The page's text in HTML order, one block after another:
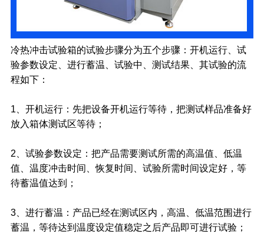
冷热冲击试验箱的试验步骤分为五个步骤：开机运行、试
验参数设定、进行蓄温、试验中、测试结果、其试验的流
程如下：
1、开机运行：先把设备开机运行等待，把测试样品准备好
放入箱体测试区等待；
2、试验参数设定：把产品需要测试所需的高温值、低温
值、温度冲击时间、恢复时间、试验所需时间设定好，等
待蓄温值达到；
3、进行蓄温：产品已经在测试区内，高温、低温范围进行
蓄温，等待达到温度设定值稳定之后产品即可进行试验；